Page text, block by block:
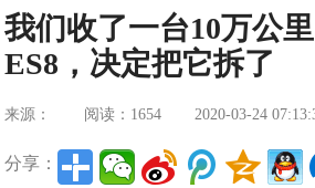
我们收了一台10万公
ES8，决定把它拆了
来源： 阅读：1654 2020-03-24
分享：